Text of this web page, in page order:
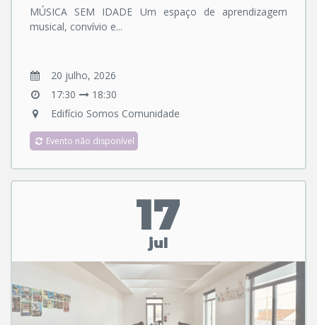
MÚSICA SEM IDADE Um espaço de aprendizagem
musical, convívio e...
20 julho, 2026
17:30
18:30
Edifício Somos Comunidade
Evento não disponível
17
jul